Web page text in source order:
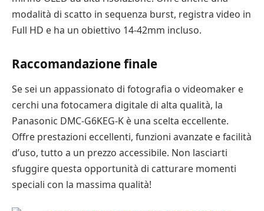
modalità di scatto in sequenza burst, registra video in
Full HD e ha un obiettivo 14-42mm incluso.
Raccomandazione finale
Se sei un appassionato di fotografia o videomaker e
cerchi una fotocamera digitale di alta qualità, la
Panasonic DMC-G6KEG-K è una scelta eccellente.
Offre prestazioni eccellenti, funzioni avanzate e facilità
d’uso, tutto a un prezzo accessibile. Non lasciarti
sfuggire questa opportunità di catturare momenti
speciali con la massima qualità!